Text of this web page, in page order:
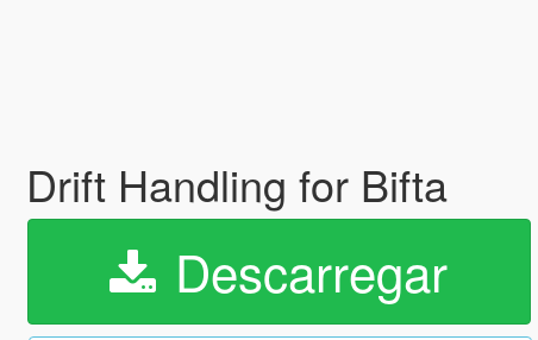
Drift Handling for Bifta
Descarregar